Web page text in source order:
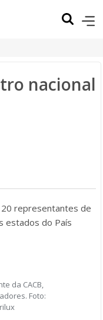
nacional
representantes de
estados do País
da CACB,
Foto: